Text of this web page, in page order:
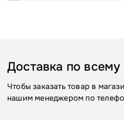
Доставка по всему
Чтобы заказать товар в
нашим менеджером по